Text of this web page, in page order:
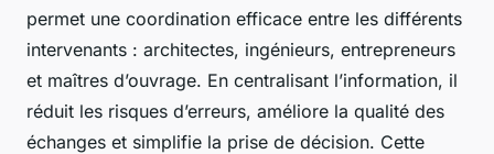
permet une coordination efficace entre les différents
intervenants : architectes, ingénieurs, entrepreneurs
et maîtres d’ouvrage. En centralisant l’information, il
réduit les risques d’erreurs, améliore la qualité des
échanges et simplifie la prise de décision. Cette